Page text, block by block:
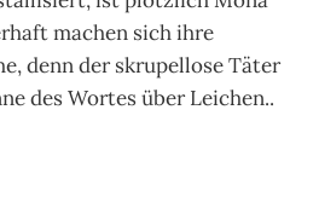
machen sich ihre
denn der skrupellose Täter
des Wortes über Leichen..